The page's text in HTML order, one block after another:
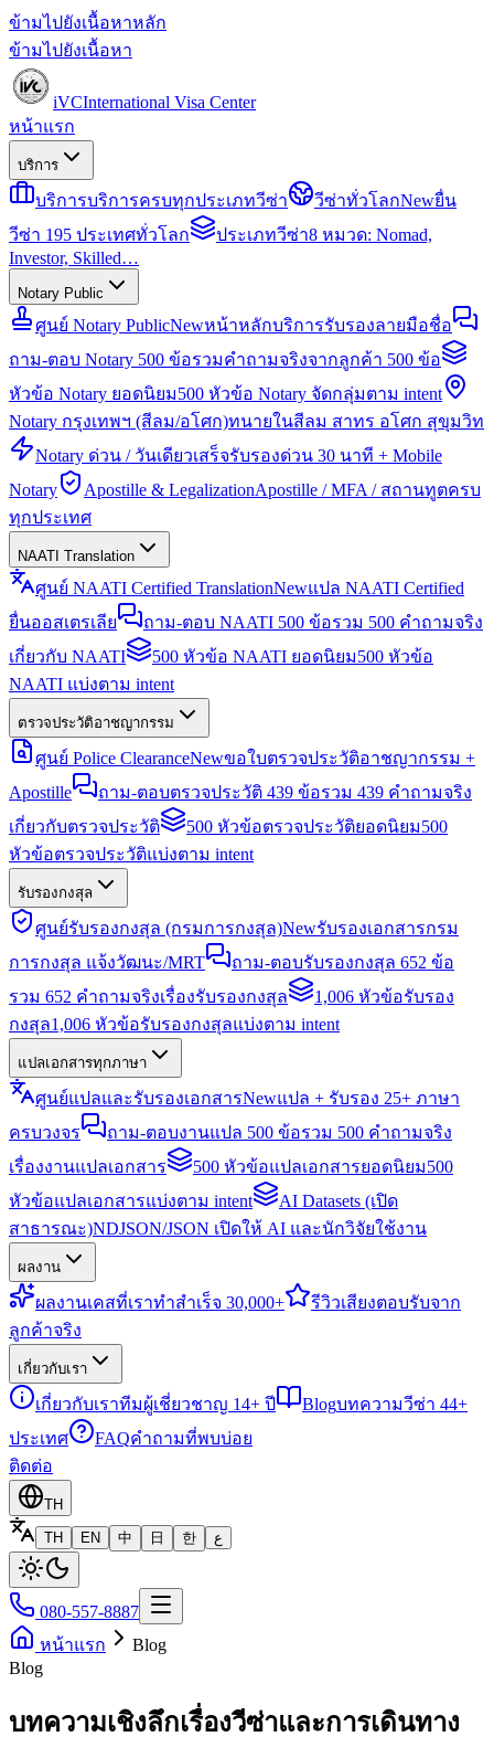
ข้ามไปยังเนื้อหาหลัก
ข้ามไปยังเนื้อหา
iVCInternational Visa Center
หน้าแรก
บริการ
บริการบริการครบทุกประเภทวีซ่า วีซ่าทั่วโลกNewยื่น
วีซ่า 195 ประเทศทั่วโลก
ประเภทวีซ่า8 หมวด: Nomad,
Investor, Skilled…
Notary Public
ศูนย์ Notary PublicNewหน้าหลักบริการรับรองลายมือชื่อ
ถาม-ตอบ Notary 500 ข้อรวมคำถามจริงจากลูกค้า 500 ข้อ
หัวข้อ Notary ยอดนิยม500 หัวข้อ Notary จัดกลุ่มตาม intent
Notary กรุงเทพฯ (สีลม/อโศก)ทนายในสีลม สาทร อโศก สุขุมวิท
Notary ด่วน / วันเดียวเสร็จรับรองด่วน 30 นาที + Mobile
Notary
Apostille & LegalizationApostille / MFA / สถานทูตครบ
ทุกประเทศ
NAATI Translation
ศูนย์ NAATI Certified TranslationNewแปล NAATI Certified
ยื่นออสเตรเลีย
ถาม-ตอบ NAATI 500 ข้อรวม 500 คำถามจริง
เกี่ยวกับ NAATI
500 หัวข้อ NAATI ยอดนิยม500 หัวข้อ
NAATI แบ่งตาม intent
ตรวจประวัติอาชญากรรม
ศูนย์ Police ClearanceNewขอใบตรวจประวัติอาชญากรรม +
Apostille
ถาม-ตอบตรวจประวัติ 439 ข้อรวม 439 คำถามจริง
เกี่ยวกับตรวจประวัติ
500 หัวข้อตรวจประวัติยอดนิยม500
หัวข้อตรวจประวัติแบ่งตาม intent
รับรองกงสุล
ศูนย์รับรองกงสุล (กรมการกงสุล)Newรับรองเอกสารกรม
การกงสุล แจ้งวัฒนะ/MRT
ถาม-ตอบรับรองกงสุล 652 ข้อ
รวม 652 คำถามจริงเรื่องรับรองกงสุล
1,006 หัวข้อรับรอง
กงสุล1,006 หัวข้อรับรองกงสุลแบ่งตาม intent
แปลเอกสารทุกภาษา
ศูนย์แปลและรับรองเอกสารNewแปล + รับรอง 25+ ภาษา
ครบวงจร
ถาม-ตอบงานแปล 500 ข้อรวม 500 คำถามจริง
เรื่องงานแปลเอกสาร
500 หัวข้อแปลเอกสารยอดนิยม500
หัวข้อแปลเอกสารแบ่งตาม intent
AI Datasets (เปิด
สาธารณะ)NDJSON/JSON เปิดให้ AI และนักวิจัยใช้งาน
ผลงาน
ผลงานเคสที่เราทำสำเร็จ 30,000+ รีวิวเสียงตอบรับจาก
ลูกค้าจริง
เกี่ยวกับเรา
เกี่ยวกับเราทีมผู้เชี่ยวชาญ 14+ ปี Blogบทความวีซ่า 44+
ประเทศ
FAQคำถามที่พบบ่อย
ติดต่อ
TH
TH
EN 中 日 한 ع
080-557-8887
หน้าแรก
Blog
Blog
บทความเชิงลึกเรื่องวีซ่าและการเดินทาง